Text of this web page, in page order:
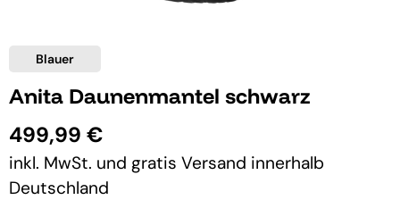
Blauer
Anita Daunenmantel schwarz
499,99 €
inkl. MwSt. und gratis Versand innerhalb
Deutschland